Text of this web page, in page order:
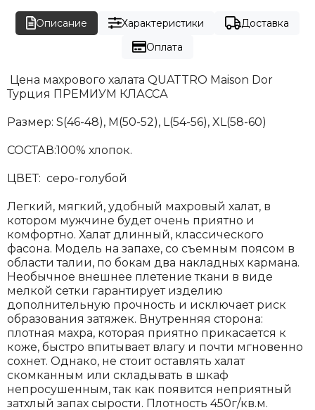
Описание Характеристики
Доставка
Оплата
Цена махрового халата QUATTRO Maison Dor
Турция ПРЕМИУМ КЛАССА
Размер: S(46-48), М(50-52), L(54-56), XL(58-60)
СОСТАВ:100% хлопок.
ЦВЕТ: серо-голубой
Легкий, мягкий, удобный махровый халат, в
котором мужчине будет очень приятно и
комфортно. Халат длинный, классического
фасона. Модель на запахе, со съемным поясом в
области талии, по бокам два накладных кармана.
Необычное внешнее плетение ткани в виде
мелкой сетки гарантирует изделию
дополнительную прочность и исключает риск
образования затяжек. Внутренняя сторона:
плотная махра, которая приятно прикасается к
коже, быстро впитывает влагу и почти мгновенно
сохнет. Однако, не стоит оставлять халат
скомканным или складывать в шкаф
непросушенным, так как появится неприятный
затхлый запах сырости. Плотность 450г/кв.м.